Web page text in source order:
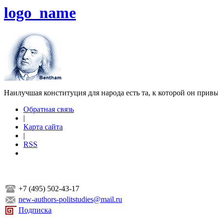
logo_name
Наилучшая конституция для народа есть та, к которой он
Обратная связь
|
Карта сайта
|
RSS
+7 (495) 502-43-17
new-authors-politstudies@mail.ru
Подписка